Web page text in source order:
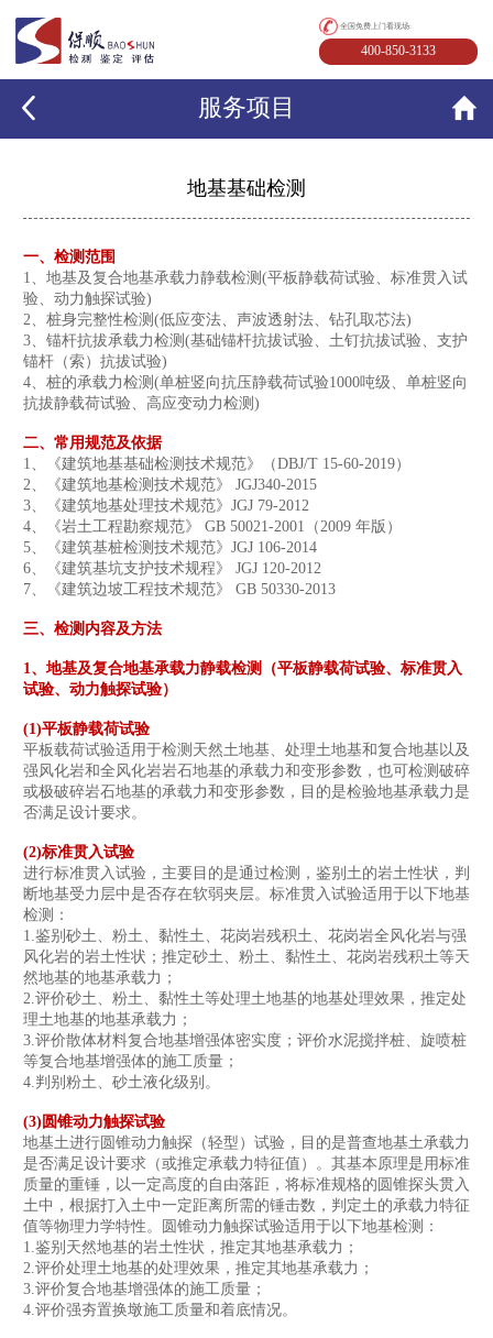
全国免费上门看现场:
400-850-3133
服务项目
地基基础检测
一、检测范围
1、地基及复合地基承载力静载检测(平板静载荷试验、标准贯入试
验、动力触探试验)
2、桩身完整性检测(低应变法、声波透射法、钻孔取芯法)
3、锚杆抗拔承载力检测(基础锚杆抗拔试验、土钉抗拔试验、支护
锚杆（索）抗拔试验)
4、桩的承载力检测(单桩竖向抗压静载荷试验1000吨级、单桩竖向
抗拔静载荷试验、高应变动力检测)
二、常用规范及依据
1、《建筑地基基础检测技术规范》（DBJ/T 15-60-2019）
2、《建筑地基检测技术规范》 JGJ340-2015
3、《建筑地基处理技术规范》JGJ 79-2012
4、《岩土工程勘察规范》 GB 50021-2001（2009 年版）
5、《建筑基桩检测技术规范》JGJ 106-2014
6、《建筑基坑支护技术规程》 JGJ 120-2012
7、《建筑边坡工程技术规范》 GB 50330-2013
三、检测内容及方法
1、地基及复合地基承载力静载检测（平板静载荷试验、标准贯入
试验、动力触探试验）
(1)平板静载荷试验
平板载荷试验适用于检测天然土地基、处理土地基和复合地基以及
强风化岩和全风化岩岩石地基的承载力和变形参数，也可检测破碎
或极破碎岩石地基的承载力和变形参数，目的是检验地基承载力是
否满足设计要求。
(2)标准贯入试验
进行标准贯入试验，主要目的是通过检测，鉴别土的岩土性状，判
断地基受力层中是否存在软弱夹层。标准贯入试验适用于以下地基
检测：
1.鉴别砂土、粉土、黏性土、花岗岩残积土、花岗岩全风化岩与强
风化岩的岩土性状；推定砂土、粉土、黏性土、花岗岩残积土等天
然地基的地基承载力；
2.评价砂土、粉土、黏性土等处理土地基的地基处理效果，推定处
理土地基的地基承载力；
3.评价散体材料复合地基增强体密实度；评价水泥搅拌桩、旋喷桩
等复合地基增强体的施工质量；
4.判别粉土、砂土液化级别。
(3)圆锥动力触探试验
地基土进行圆锥动力触探（轻型）试验，目的是普查地基土承载力
是否满足设计要求（或推定承载力特征值）。其基本原理是用标准
质量的重锤，以一定高度的自由落距，将标准规格的圆锥探头贯入
土中，根据打入土中一定距离所需的锤击数，判定土的承载力特征
值等物理力学特性。圆锥动力触探试验适用于以下地基检测：
1.鉴别天然地基的岩土性状，推定其地基承载力；
2.评价处理土地基的处理效果，推定其地基承载力；
3.评价复合地基增强体的施工质量；
4.评价强夯置换墩施工质量和着底情况。